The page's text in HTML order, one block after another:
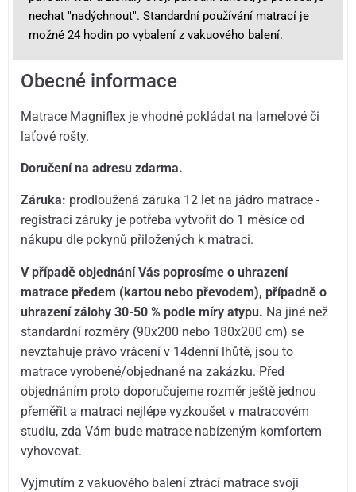
nechat "nadýchnout". Standardní používání matrací je
možné 24 hodin po vybalení z vakuového balení.
Obecné informace
Matrace Magniflex je vhodné pokládat na lamelové či
laťové rošty.
Doručení na adresu zdarma.
Záruka: prodloužená záruka 12 let na jádro matrace -
registraci záruky je potřeba vytvořit do 1 měsíce od
nákupu dle pokynů přiložených k matraci.
V případě objednání Vás poprosíme o uhrazení
matrace předem (kartou nebo převodem), případně o
uhrazení zálohy 30-50 % podle míry atypu. Na jiné než
standardní rozměry (90x200 nebo 180x200 cm) se
nevztahuje právo vrácení v 14denní lhůtě, jsou to
matrace vyrobené/objednané na zakázku. Před
objednáním proto doporučujeme rozměr ještě jednou
přeměřit a matraci nejlépe vyzkoušet v matracovém
studiu, zda Vám bude matrace nabízeným komfortem
vyhovovat.
Vyjmutím z vakuového balení ztrácí matrace svoji